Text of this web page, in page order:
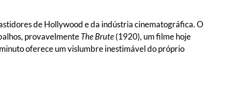
de Hollywood e da indústria cinematográfica. O
provavelmenteThe Brute(1920), um filme hoje
oferece um vislumbre inestimável do próprio